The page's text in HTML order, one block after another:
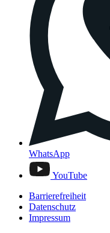
WhatsApp
YouTube
Barrierefreiheit
Datenschutz
Impressum
© Deutscher Bundestag
Ausdruck aus dem
https://www.bundestag.de/
Stand: 08.08.2026